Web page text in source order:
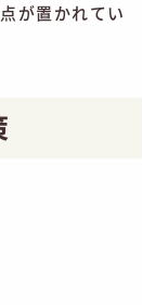
が置かれてい